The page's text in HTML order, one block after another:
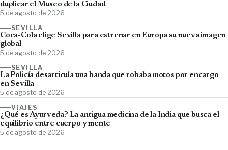
duplicar el Museo de la Ciudad
5 de agosto de 2026
SEVILLA
Coca-Cola elige Sevilla para estrenar en Europa su nueva imagen
global
5 de agosto de 2026
SEVILLA
La Policía desarticula una banda que robaba motos por encargo
en Sevilla
5 de agosto de 2026
VIAJES
¿Qué es Ayurveda? La antigua medicina de la India que busca el
equilibrio entre cuerpo y mente
5 de agosto de 2026